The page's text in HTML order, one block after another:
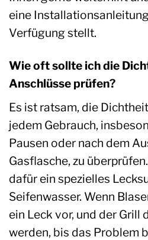
eine
Verfügung stellt.
Wie oft sollte ich die
Anschlüsse prüfen?
Es ist ratsam, die
jedem Gebrauch,
Pausen oder nach dem
Gasflasche, zu
dafür ein spezielles
Seifenwasser. Wenn
ein Leck vor, und der
werden, bis das Problem